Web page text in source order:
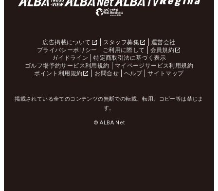
広告掲載について スタッフ募集
運営会社
プライバシーポリシー
ご利用に際して
会員規約
ガイドライン
特定商取引法に基づく表示
ゴルフ場予約サービス利用規約
マイページサービス利用規約
ポイント利用規約
お問合せ ヘルプ サイトマップ
掲載されている全てのコンテンツの無断での転載、転用、コピー等は禁じま
す。
© ALBA Net